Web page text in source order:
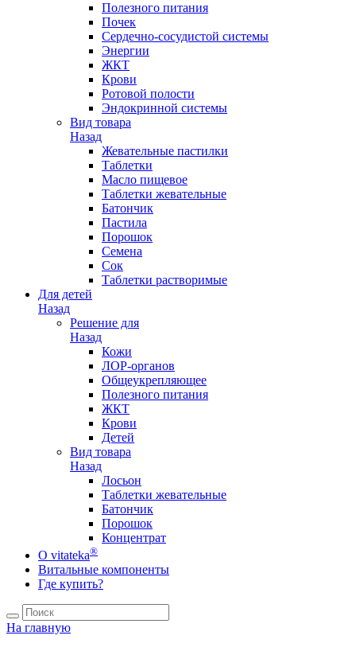
Полезного питания
Почек
Сердечно-сосудистой системы
Энергии
ЖКТ
Крови
Ротовой полости
Эндокринной системы
Вид товара
Назад
Жевательные пастилки
Таблетки
Масло пищевое
Таблетки жевательные
Батончик
Пастила
Порошок
Семена
Сок
Таблетки растворимые
Для детей
Назад
Решение для
Назад
Кожи
ЛОР-органов
Общеукрепляющее
Полезного питания
ЖКТ
Крови
Детей
Вид товара
Назад
Лосьон
Таблетки жевательные
Батончик
Порошок
Концентрат
О vitateka®
Витальные компоненты
Где купить?
На главную